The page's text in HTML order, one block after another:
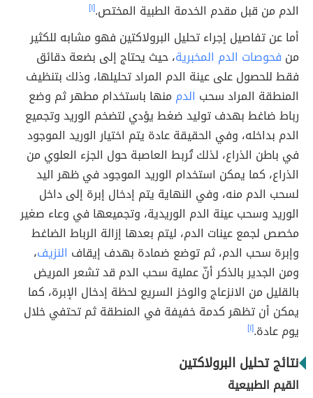
الدم من قبل مقدم الخدمة الطبية المختص.[١]
أما عن تفاصيل إجراء تحليل البرولاكتين فهو مشابه للكثير
من فحوصات الدم المخبرية، حيث يحتاج إلى بضعة دقائق
فقط للحصول على عينة الدم المراد تحليلها، وذلك بتنظيف
المنطقة المراد سحب الدم منها باستخدام مطهر ثم وضع
رباط ضاغط بهدف توليد ضغط يؤدي لتضخم الوريد وتجميع
الدم بداخله، وفي الحقيقة عادة يتم اختيار الوريد الموجود
في باطن الذراع، لذلك تُربط العاصبة حول الجزء العلوي من
الذراع، كما يمكن استخدام الوريد الموجود في ظهر اليد
لسحب الدم منه، وفي النهاية يتم إدخال إبرة إلى داخل
الوريد وسحب عينة الدم الوريدية، وتجميعها في وعاء صغير
مخصص لجمع عينات الدم، ليتم بعدها إزالة الرباط الضاغط
وإبرة سحب الدم، ثم توضع ضمادة بهدف إيقاف النزيف،
ومن الجدير بالذكر أنّ عملية سحب الدم قد تشعر المريض
بالقليل من الانزعاج والوخز السريع لحظة إدخال الإبرة، كما
يمكن أن تظهر كدمة خفيفة في المنطقة ثم تحتفي خلال
يوم عادة.[١]
نتائج تحليل البرولاكتين
القيم الطبيعية